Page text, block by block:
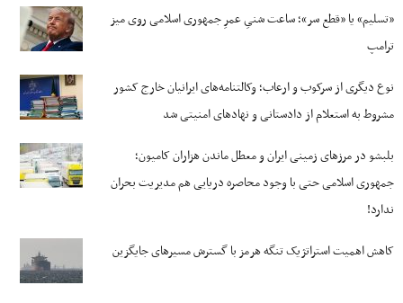
«تسلیم» یا «قطع سر»؛ ساعت شنیِ عمرِ جمهوری اسلامی روی میز
ترامپ
نوع دیگری از سرکوب و ارعاب؛ وکالتنامه‌های ایرانیان خارج کشور
مشروط به استعلام از دادستانی و نهادهای امنیتی شد
بلبشو در مرزهای زمینی ایران و معطل ماندن هزاران کامیون؛
جمهوری اسلامی حتی با وجود محاصره دریایی هم مدیریت بحران
ندارد!
کاهش اهمیت استراتژیک تنگه‌ هرمز با گسترش مسیرهای جایگزین